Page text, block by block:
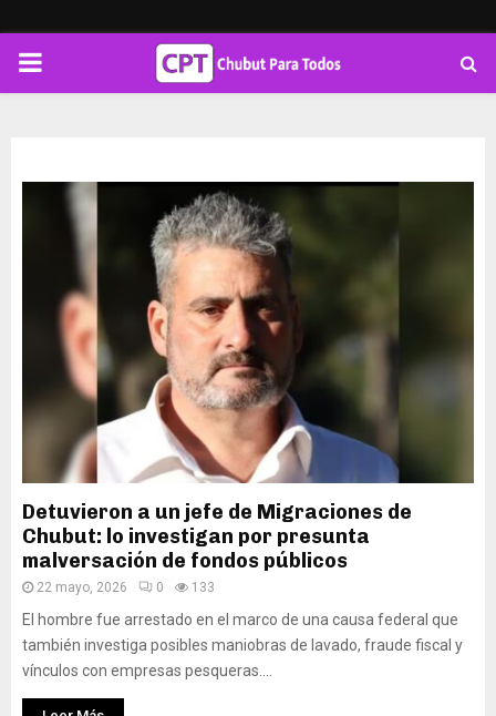
PRIMARY
Detuvieron a un jefe de Migraciones de
Chubut: lo investigan por presunta
malversación de fondos públicos
22 mayo, 2026 0 133
El hombre fue arrestado en el marco de una causa federal que
también investiga posibles maniobras de lavado, fraude fiscal y
vínculos con empresas pesqueras....